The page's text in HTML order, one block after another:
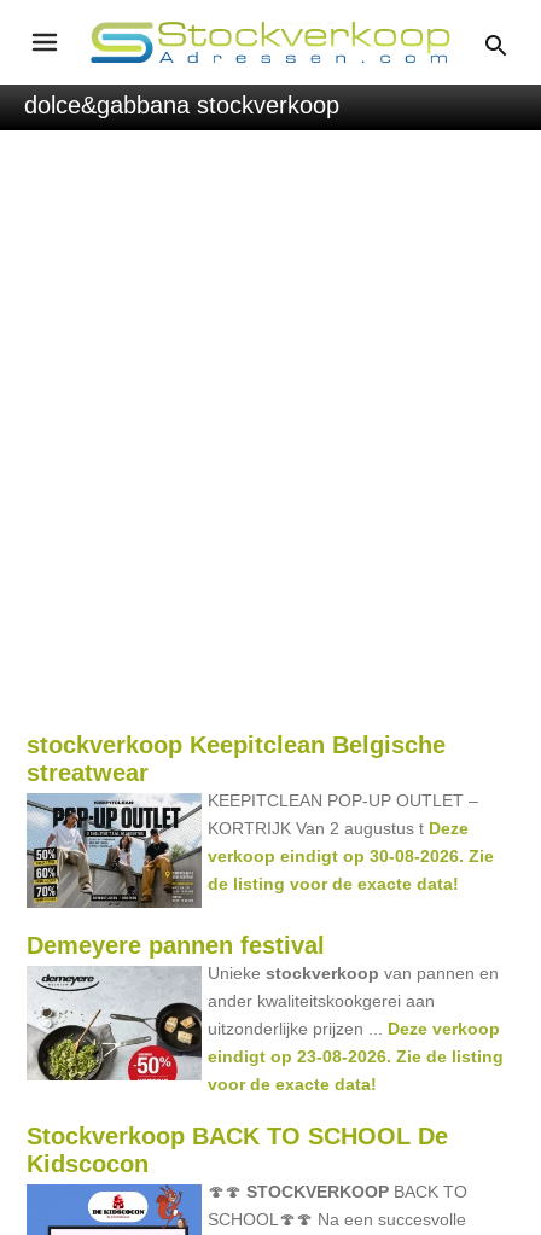
dolce&gabbana stockverkoop
stockverkoop Keepitclean Belgische
streatwear
KEEPITCLEAN POP-UP OUTLET –
KORTRIJK Van 2 augustus t Deze
verkoop eindigt op 30-08-2026. Zie
de listing voor de exacte data!
Demeyere pannen festival
Uniekestockverkoop van pannen en
ander kwaliteitskookgerei aan
uitzonderlijke prijzen ... Deze verkoop
eindigt op 23-08-2026. Zie de listing
voor de exacte data!
Stockverkoop BACK TO SCHOOL De
Kidscocon
🍄🍄STOCKVERKOOP BACK TO
SCHOOL🍄🍄 Na een succesvolle